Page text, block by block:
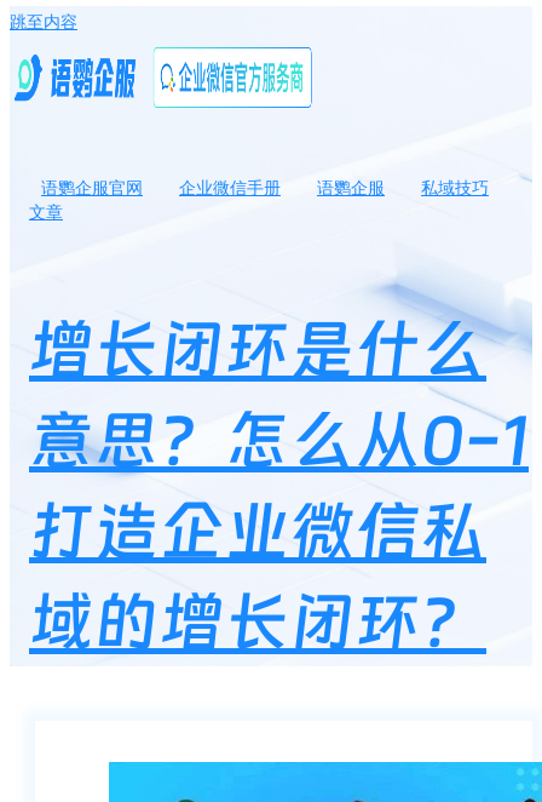
跳至内容
语鹦企服官网 企业微信手册 语鹦企服
私域技巧
文章
增长闭环是什么
意思？怎么从0-1
打造企业微信私
域的增长闭环？